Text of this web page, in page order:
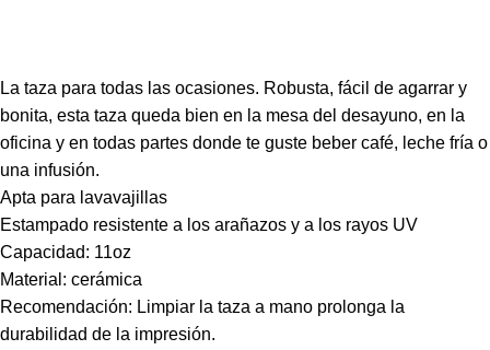
La taza para todas las ocasiones. Robusta, fácil de agarrar y
bonita, esta taza queda bien en la mesa del desayuno, en la
oficina y en todas partes donde te guste beber café, leche fría o
una infusión.
Apta para lavavajillas
Estampado resistente a los arañazos y a los rayos UV
Capacidad: 11oz
Material: cerámica
Recomendación: Limpiar la taza a mano prolonga la
durabilidad de la impresión.